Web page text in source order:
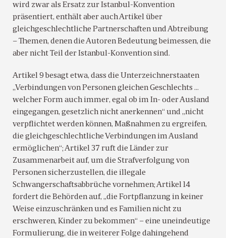
wird zwar als Ersatz zur Istanbul-Konvention
präsentiert, enthält aber auch Artikel über
gleichgeschlechtliche Partnerschaften und Abtreibung
– Themen, denen die Autoren Bedeutung beimessen, die
aber nicht Teil der Istanbul-Konvention sind.
Artikel 9 besagt etwa, dass die Unterzeichnerstaaten
„Verbindungen von Personen gleichen Geschlechts …
welcher Form auch immer, egal ob im In- oder Ausland
eingegangen, gesetzlich nicht anerkennen“ und „nicht
verpflichtet werden können, Maßnahmen zu ergreifen,
die gleichgeschlechtliche Verbindungen im Ausland
ermöglichen“; Artikel 37 ruft die Länder zur
Zusammenarbeit auf, um die Strafverfolgung von
Personen sicherzustellen, die illegale
Schwangerschaftsabbrüche vornehmen; Artikel 14
fordert die Behörden auf, „die Fortpflanzung in keiner
Weise einzuschränken und es Familien nicht zu
erschweren, Kinder zu bekommen“ – eine uneindeutige
Formulierung, die in weiterer Folge dahingehend